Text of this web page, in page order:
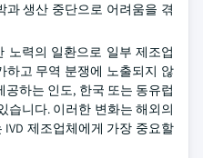
생산 중단으로 어려움을 겪
노력의 일환으로 일부 제조업
하고 무역 분쟁에 노출되지 않
공하는 인도, 한국 또는 동유럽
습니다. 이러한 변화는 해외의
제조업체에게 가장 중요할